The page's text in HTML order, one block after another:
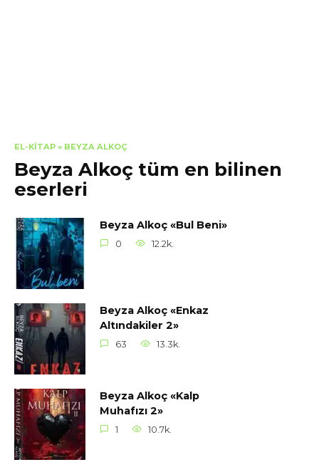
EL-KITAP » BEYZA ALKOÇ
Beyza Alkoç tüm en bilinen
eserleri
Beyza Alkoç «Bul Beni»
0 12.2k.
Beyza Alkoç «Enkaz
Altındakiler 2»
63 13.3k.
Beyza Alkoç «Kalp
Muhafızı 2»
1 10.7k.